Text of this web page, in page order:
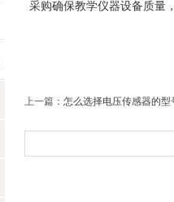
采购确保教学仪器设备质量
上一篇： 怎么选择电压传感器的型